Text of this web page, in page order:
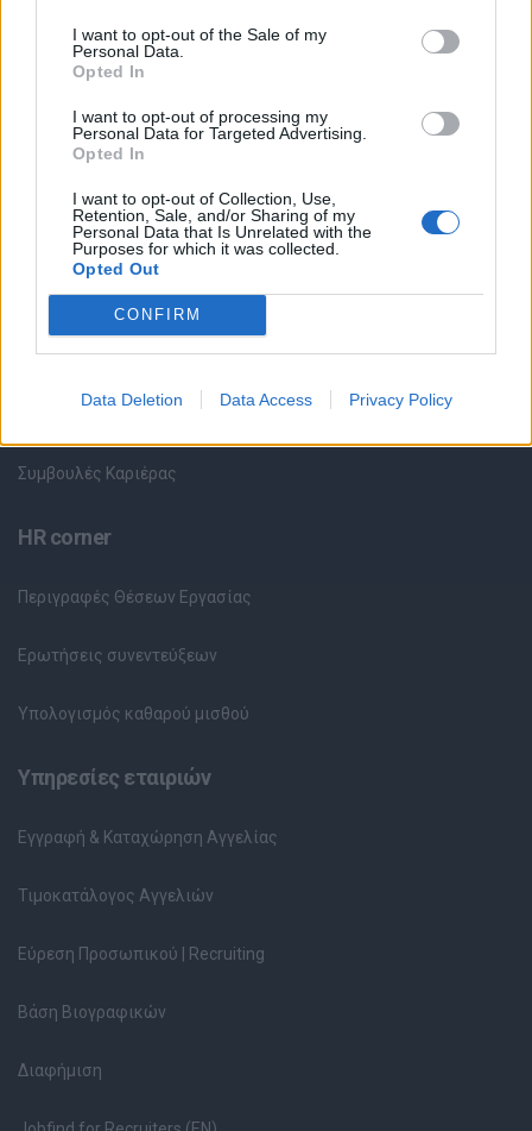
I want to opt-out of the Sale of my
Personal Data.
Opted In
I want to opt-out of processing my
Personal Data for Targeted Advertising.
Opted In
I want to opt-out of Collection, Use,
Retention, Sale, and/or Sharing of my
Personal Data that Is Unrelated with the
Purposes for which it was collected.
Opted Out
CONFIRM
Data Deletion Data Access Privacy Policy
Θέσεις εργασίας
Όλες οι Θέσεις Εργασίας
Θέσεις Εργασίας ανά Εταιρεία
Κέντρο Βοήθειας
Υπηρεσίες υποψηφίων
Καταχώρηση Online Βιογραφικού
Συμβουλές Καριέρας
HR corner
Περιγραφές Θέσεων Εργασίας
Ερωτήσεις συνεντεύξεων
Υπολογισμός καθαρού μισθού
Υπηρεσίες εταιριών
Εγγραφή & Καταχώρηση Αγγελίας
Τιμοκατάλογος Αγγελιών
Εύρεση Προσωπικού | Recruiting
Βάση Βιογραφικών
Διαφήμιση